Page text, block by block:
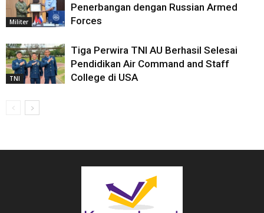
Militer
Penerbangan dengan Russian Armed
Forces
TNI
Tiga Perwira TNI AU Berhasil Selesai
Pendidikan Air Command and Staff
College di USA